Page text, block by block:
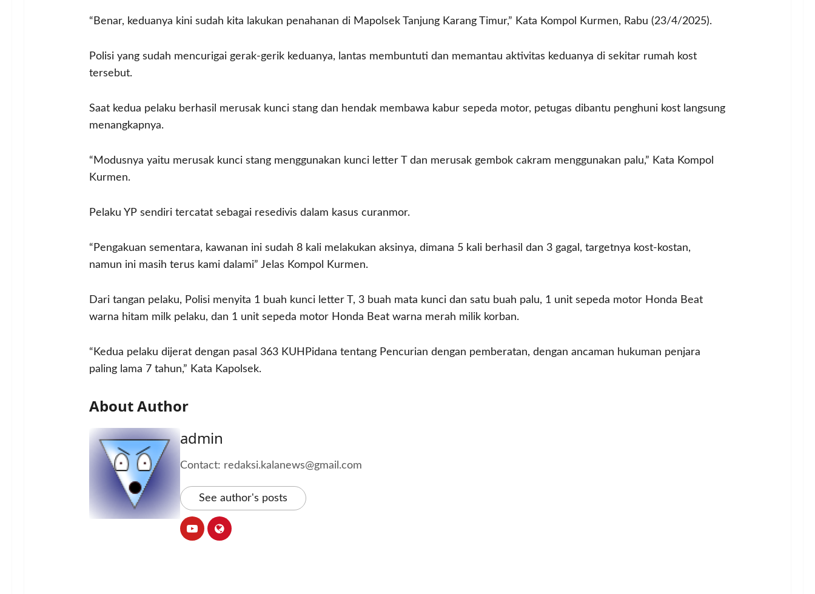
“Benar, keduanya kini sudah kita lakukan penahanan di Mapolsek Tanjung Karang Timur,” Kata Kompol Kurmen, Rabu (23/4/2025).
Polisi yang sudah mencurigai gerak-gerik keduanya, lantas membuntuti dan memantau aktivitas keduanya di sekitar rumah kost
tersebut.
Saat kedua pelaku berhasil merusak kunci stang dan hendak membawa kabur sepeda motor, petugas dibantu penghuni kost langsung
menangkapnya.
“Modusnya yaitu merusak kunci stang menggunakan kunci letter T dan merusak gembok cakram menggunakan palu,” Kata Kompol
Kurmen.
Pelaku YP sendiri tercatat sebagai resedivis dalam kasus curanmor.
“Pengakuan sementara, kawanan ini sudah 8 kali melakukan aksinya, dimana 5 kali berhasil dan 3 gagal, targetnya kost-kostan,
namun ini masih terus kami dalami” Jelas Kompol Kurmen.
Dari tangan pelaku, Polisi menyita 1 buah kunci letter T, 3 buah mata kunci dan satu buah palu, 1 unit sepeda motor Honda Beat
warna hitam milk pelaku, dan 1 unit sepeda motor Honda Beat warna merah milik korban.
“Kedua pelaku dijerat dengan pasal 363 KUHPidana tentang Pencurian dengan pemberatan, dengan ancaman hukuman penjara
paling lama 7 tahun,” Kata Kapolsek.
About Author
admin
Contact: redaksi.kalanews@gmail.com
See author's posts